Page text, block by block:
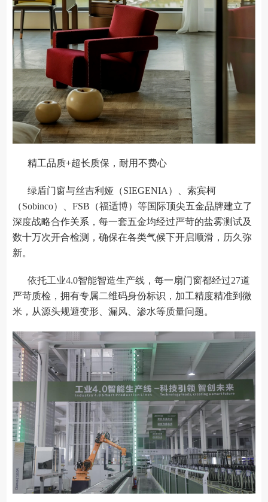
精工品质+超长质保，耐用不费心
绿盾门窗与丝吉利娅（SIEGENIA）、索宾柯
（Sobinco）、FSB（福适博）等国际顶尖五金品牌建立了
深度战略合作关系，每一套五金均经过严苛的盐雾测试及
数十万次开合检测，确保在各类气候下开启顺滑，历久弥
新。
依托工业4.0智能智造生产线，每一扇门窗都经过27道
严苛质检，拥有专属二维码身份标识，加工精度精准到微
米，从源头规避变形、漏风、渗水等质量问题。